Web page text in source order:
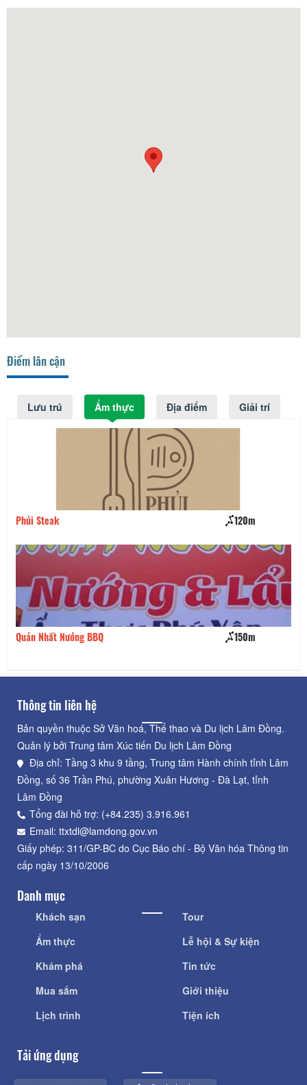
Điểm lân cận
Lưu trú Ẩm thực Địa điểm Giải trí
Phủi Steak 120m
Quán Nhất Nướng BBQ 150m
Thông tin liên hệ
Bản quyền thuộc Sở Văn hoá, Thể thao và Du lịch Lâm Đồng.
Quản lý bởi Trung tâm Xúc tiến Du lịch Lâm Đồng
Địa chỉ: Tầng 3 khu 9 tầng, Trung tâm Hành chính tỉnh Lâm
Đồng, số 36 Trần Phú, phường Xuân Hương - Đà Lạt, tỉnh
Lâm Đồng
Tổng đài hỗ trợ: (+84.235) 3.916.961
Email: ttxtdl@lamdong.gov.vn
Giấy phép: 311/GP-BC do Cục Báo chí - Bộ Văn hóa Thông tin
cấp ngày 13/10/2006
Danh mục
Khách sạn
Ẩm thực
Khám phá
Mua sắm
Lịch trình
Tour
Lễ hội & Sự kiện
Tin tức
Giới thiệu
Tiện ích
Tải ứng dụng